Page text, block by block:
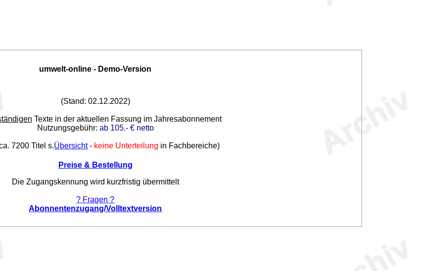
umwelt-online - Demo-Version
(Stand: 02.12.2022)
Texte in der aktuellen Fassung im Jahresabonnement
Nutzungsgebühr: ab 105.- € netto
7200 Titel s.Übersicht- keine Unterteilung in Fachbereiche)
Preise & Bestellung
Die Zugangskennung wird kurzfristig übermittelt
? Fragen ?
Abonnentenzugang/Volltextversion